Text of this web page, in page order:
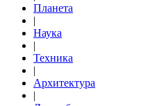
Планета
|
Наука
|
Техника
|
Архитектура
|